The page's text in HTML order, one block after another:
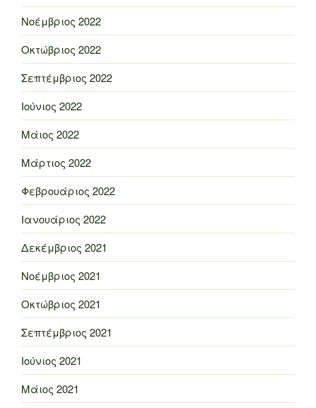
Νοέμβριος 2022
Οκτώβριος 2022
Σεπτέμβριος 2022
Ιούνιος 2022
Μάιος 2022
Μάρτιος 2022
Φεβρουάριος 2022
Ιανουάριος 2022
Δεκέμβριος 2021
Νοέμβριος 2021
Οκτώβριος 2021
Σεπτέμβριος 2021
Ιούνιος 2021
Μάιος 2021